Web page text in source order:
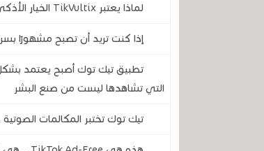
لماذا يعتبر TikVultix الخيار الأذكى لتحميل فيديوهات تيك توك بجودة HD وبدون علامة مائية؟
إذا كنت تريد أن تصبح مشهورًا
التي تشاهدها ليست من صنع البشر
تيك توك تختبر المكالمات